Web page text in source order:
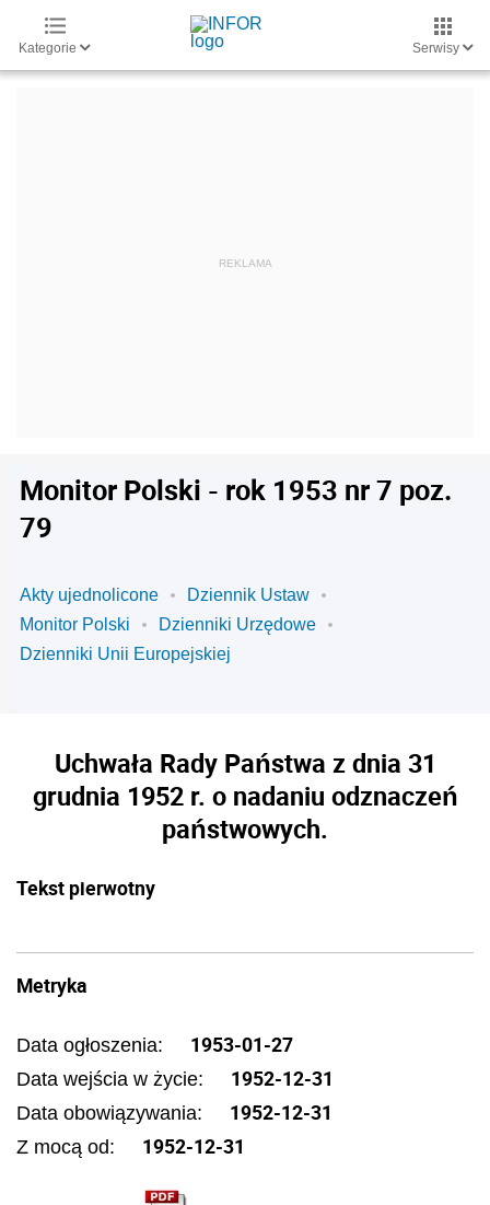
Kategorie Serwisy
Monitor Polski - rok 1953 nr 7 poz.
79
Akty ujednolicone
Dziennik Ustaw
Monitor Polski
Dzienniki Urzędowe
Dzienniki Unii Europejskiej
Uchwała Rady Państwa z dnia 31
grudnia 1952 r. o nadaniu odznaczeń
państwowych.
Tekst pierwotny
Metryka
Data ogłoszenia: 1953-01-27
Data wejścia w życie: 1952-12-31
Data obowiązywania: 1952-12-31
Z mocą od: 1952-12-31